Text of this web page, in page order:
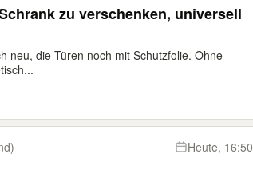
zu verschenken, universell
neu, die Türen noch mit Schutzfolie. Ohne
Heute, 16:50